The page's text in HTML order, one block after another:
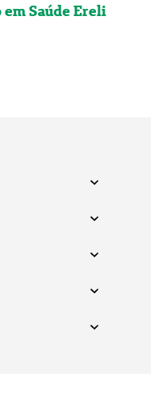
em Saúde Ereli